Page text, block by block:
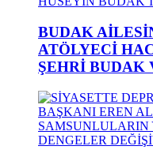
BUDAK
ATÖLYECİ
ŞEHRİ BUDAK